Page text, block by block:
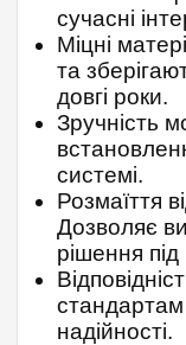
сучасні
Міцні
та
довгі роки.
Зручність
системі.
Розмаїття
Дозволяє
рішення
стандартам
надійності.